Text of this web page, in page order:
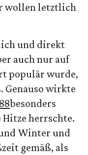
wollen letztlich
und direkt
auch nur auf
populär wurde,
Genauso wirkte
besonders
herrschte.
Winter und
gemäß, als